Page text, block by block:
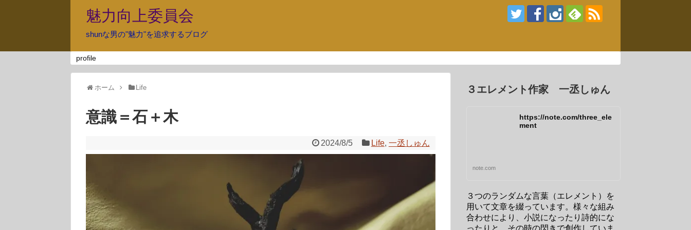
魅力向上委員会
shunな男の"魅力"を追求するブログ
profile
ホーム Life
意識＝石＋木
2024/8/5 Life, 一丞しゅん
３エレメント作家 一丞しゅん
https://note.com/three_ele
ment
note.com
３つのランダムな言葉（エレメント）を
用いて文章を綴っています。様々な組み
合わせにより、小説になったり詩的にな